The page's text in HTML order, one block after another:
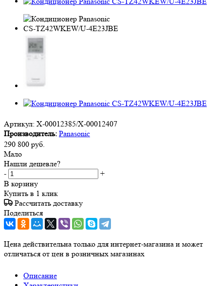
Артикул: X-00012385/X-00012407
Производитель: Panasonic
290 800 руб.
Мало
Нашли дешевле?
-
+
В корзину
Купить в 1 клик
Рассчитать доставку
Поделиться
Цена действительна только для интернет-магазина и может
отличаться от цен в розничных магазинах
Описание